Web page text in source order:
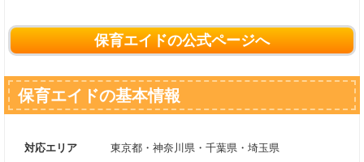
保育エイドの公式ページへ
保育エイドの基本情報
対応エリア 東京都・神奈川県・千葉県・埼玉県